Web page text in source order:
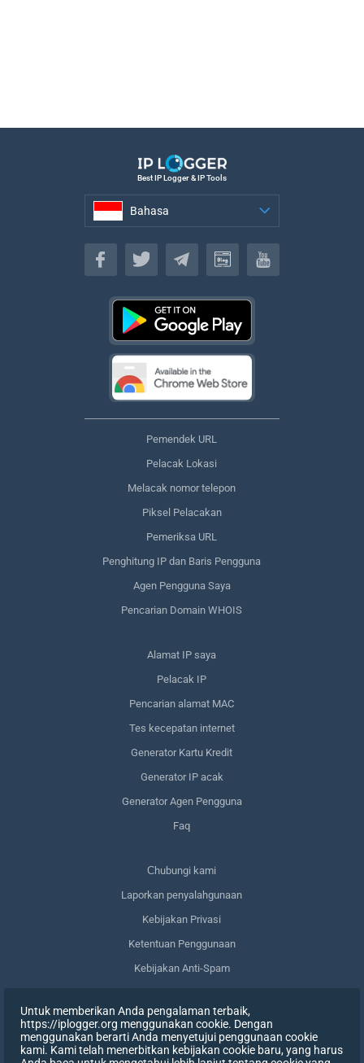
Best IP Logger & IP Tools
Bahasa
Bahasa
Pemendek URL
Pelacak Lokasi
Melacak nomor telepon
Piksel Pelacakan
Pemeriksa URL
Penghitung IP dan Baris Pengguna
Agen Pengguna Saya
Pencarian Domain WHOIS
Alamat IP saya
Pelacak IP
Pencarian alamat MAC
Tes kecepatan internet
Generator Kartu Kredit
Generator IP acak
Generator Agen Pengguna
Faq
Сhubungi kami
Laporkan penyalahgunaan
Kebijakan Privasi
Ketentuan Penggunaan
Kebijakan Anti-Spam
Menghapus data saya
Mencabut persetujuan
Untuk memberikan Anda pengalaman terbaik,
https://iplogger.org menggunakan cookie. Dengan
menggunakan berarti Anda menyetujui penggunaan cookie
kami. Kami telah menerbitkan kebijakan cookie baru, yang harus